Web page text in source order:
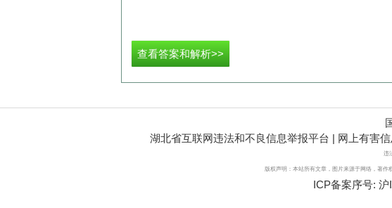
查看答案和解析>>
湖北省互联网违法和不良信息举报平台 | 网上有害
违
版权声明：本站所有文章，图片来源于网络，著作
ICP备案序号: 沪